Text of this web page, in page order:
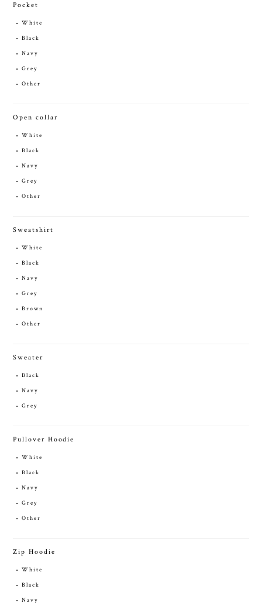
Pocket
White
Black
Navy
Grey
Other
Open collar
White
Black
Navy
Grey
Other
Sweatshirt
White
Black
Navy
Grey
Brown
Other
Sweater
Black
Navy
Grey
Pullover Hoodie
White
Black
Navy
Grey
Other
Zip Hoodie
White
Black
Navy